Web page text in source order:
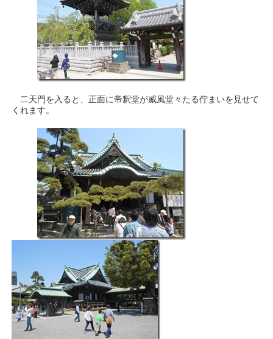
二天門を入ると、正面に帝釈堂が威風堂々たる佇まいを見せて
くれます。